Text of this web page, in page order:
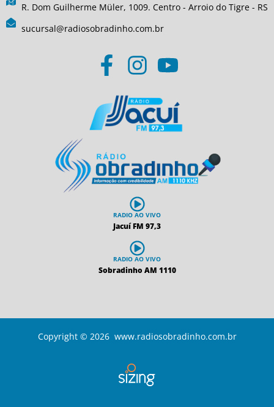
R. Dom Guilherme Müler, 1009. Centro - Arroio do Tigre - RS
sucursal@radiosobradinho.com.br
RADIO AO VIVO
Jacuí FM 97,3
RADIO AO VIVO
Sobradinho AM 1110
Copyright © 2026 www.radiosobradinho.com.br